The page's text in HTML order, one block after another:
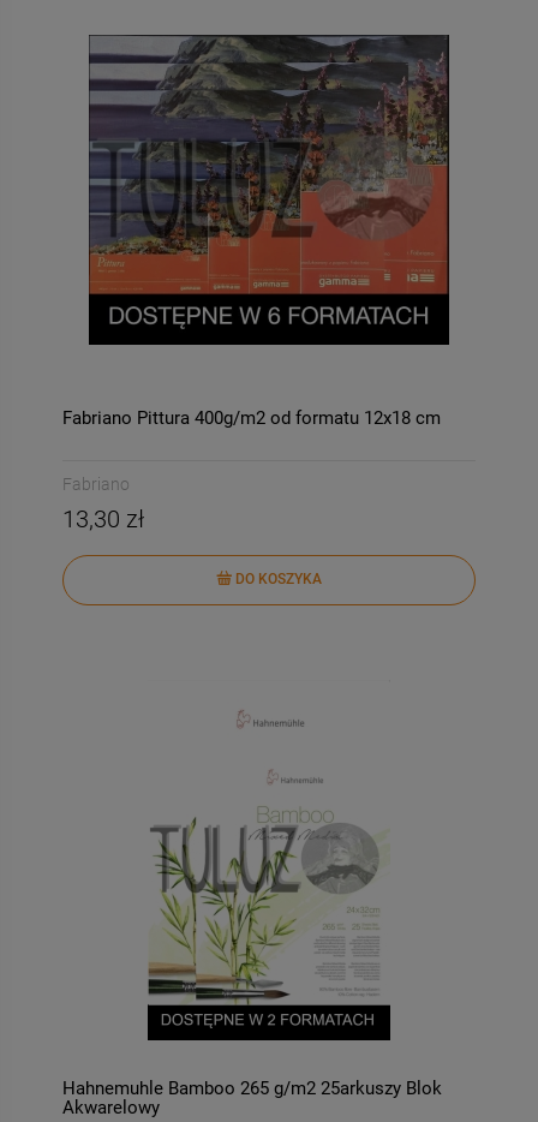
-50%
035-bis Decomania
Classica 30 X 42
4,90 zł
Cena regularna:
9,80 zł
Najniższa cena:
9,80 zł
109-bis Decomania
Classica 30 X 42
4,90 zł
Cena regularna:
9,80 zł
Najniższa cena:
9,80 zł
Fabriano Pittura 400g/m2 od formatu 12x18 cm
Fabriano
13,30 zł
DO KOSZYKA
Hahnemuhle Bamboo 265 g/m2 25arkuszy Blok
Akwarelowy